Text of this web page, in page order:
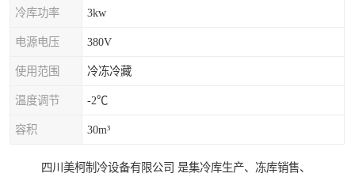
冷库功率 3kw
电源电压 380V
使用范围 冷冻冷藏
温度调节 -2℃
容积 30m³
四川美柯制冷设备有限公司 是集冷库生产、冻库销售、